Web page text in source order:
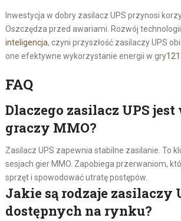
Inwestycja w dobry zasilacz UPS przynosi
Oszczędza przed awariami. Rozwój
inteligencja, czyni przyszłość zasilaczy UPS
one efektywne wykorzystanie energii w gry12
FAQ
Dlaczego zasilacz UPS
graczy MMO?
Zasilacz UPS zapewnia stabilne zasilanie. To
sesjach gier MMO. Zapobiega przerwaniom,
sprzęt i spowodować utratę postępów.
Jakie są rodzaje zasilaczy
dostępnych na rynku?